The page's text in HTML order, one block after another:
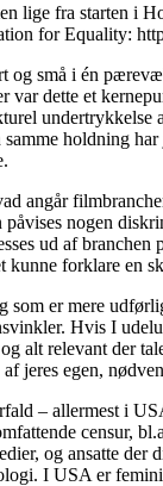
lige fra starten i
for Equality:
og små i én
var dette et
holdning
angår
nogen
ud af
kunne forklare
som er mere
Hvis I
alt relevant der
jeres egen,
– allermest i
censur,
og ansatte
I USA er